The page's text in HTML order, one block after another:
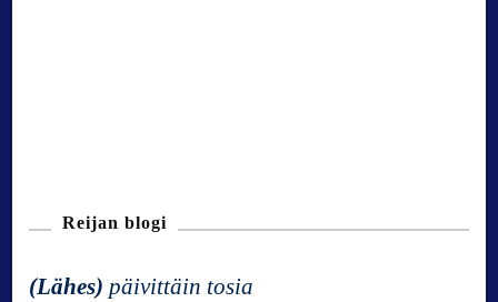
Reijan blogi
(Lähes) päivittäin tosia